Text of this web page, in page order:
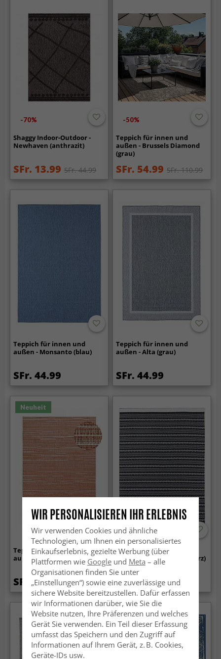
-70%
Shaggy Indoor-Outdoor -
Newhaven (anthrazit)
SFr. 13.99 SFr. 44.99
-50%
Teppich für innen und
außen - Brussels Diamond
(grau)
SFr. 54.99 SFr. 110.99
Teppich für innen und
außen - Monsanto (blau)
SFr. 44.99
Teppich für innen und
außen - Alta (grau)
SFr. 44.99
Neuheit
Teppich für innen und
außen - Arcata (rot)
SFr. 44.99
-50%
Teppich für innen und
außen - Geiranger (schwarz)
SFr. 17.99 SFr. 35.99
WIR PERSONALISIEREN IHR ERLEBNIS
Wir verwenden Cookies und ähnliche
Technologien, um Ihnen ein personalisiertes
Einkaufserlebnis, gezielte Werbung (über
Plattformen wie Googleund Meta – alle
Organisationen finden Sie unter
„Einstellungen“) sowie eine zuverlässige und
sichere Website bereitzustellen. Dafür erfassen
wir Informationen darüber, wie Sie die
Website nutzen, Ihre Präferenzen und welches
Gerät Sie verwenden. Ein Teil dieser Erfassung
umfasst das Speichern und den Zugriff auf
Informationen auf Ihrem Gerät, z. B. Cookies,
Geräte-IDs usw.